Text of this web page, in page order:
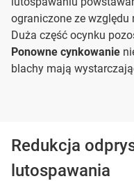
ograniczone ze
Duża część ocynku
Ponowne cynkowanie
blachy mają
Redukcja
lutospawania